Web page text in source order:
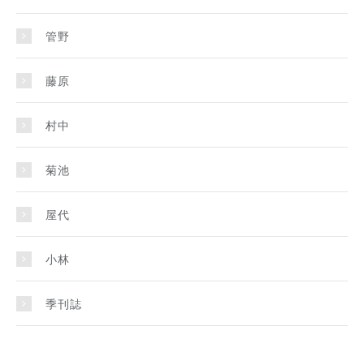
管野
藤原
村中
菊池
屋代
小林
季刊誌